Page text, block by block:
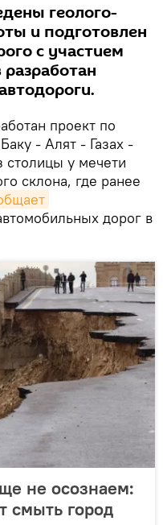
геолого-
и подготовлен
с участием
проект по
- Алят - Газах -
столицы у мечети
склона, где ранее
дорог в
не осознаем:
смыть город